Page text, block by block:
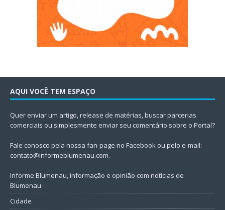
AQUI VOCÊ TEM ESPAÇO
Quer enviar um artigo, release de matérias, buscar parcerias
comerciais ou simplesmente enviar seu comentário sobre o Portal?
Fale conosco pela nossa fan-page no Facebook ou pelo e-mail:
contato@informeblumenau.com.
Informe Blumenau, informação e opinião com notícias de
Blumenau
Cidade